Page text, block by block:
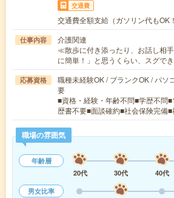
交通費
交通費全額支給（ガソリン代もOK
仕事内容
介護関連
≪散歩に付き添ったり、お話し相
に簡単！」と思うくらい、スグで
応募資格
職種未経験OK / ブランクOK / パソ
要
■資格・経験・年齢不問■学歴不問
歴書不要■面談確約■社会保険完備
職場の雰囲気
年齢層
20代
30代 40代
男女比率